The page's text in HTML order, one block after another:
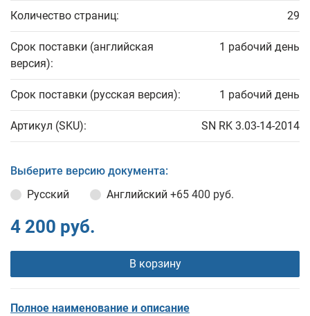
Количество страниц: 29
Срок поставки (английская
версия):
1 рабочий день
Срок поставки (русская версия): 1 рабочий день
Артикул (SKU): SN RK 3.03-14-2014
Выберите версию документа:
Русский
Английский +65 400 руб.
4 200 руб.
В корзину
Полное наименование и описание